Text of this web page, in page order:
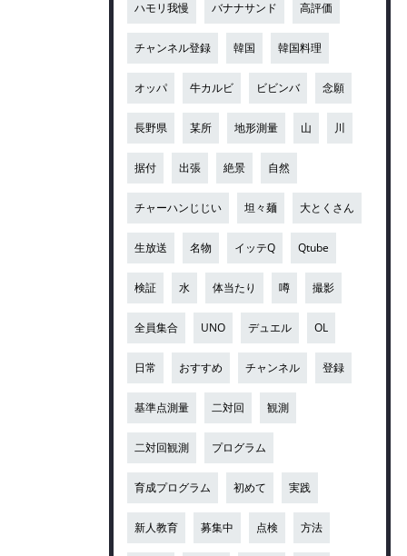
ハモリ我慢 バナナサンド 高評価
チャンネル登録 韓国 韓国料理
オッパ 牛カルビ ビビンバ 念願
長野県 某所 地形測量 山 川
据付 出張 絶景 自然
チャーハンじじい 坦々麺 大とくさん
生放送 名物 イッテQ Qtube
検証 水 体当たり 噂 撮影
全員集合 UNO デュエル OL
日常 おすすめ チャンネル 登録
基準点測量 二対回 観測
二対回観測 プログラム
育成プログラム 初めて 実践
新人教育 募集中 点検 方法